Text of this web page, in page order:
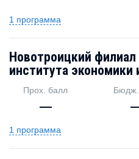
1 программа
Новотроицкий
института экономики
Прох. балл
—
Бюдж.
1 программа